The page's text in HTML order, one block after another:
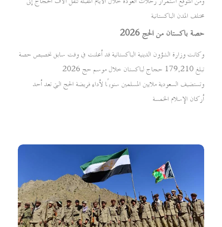
مختلف المدن الباكستانية
حصة باكستان من الحج 2026
وكانت وزارة الشؤون الدينية الباكستانية قد أعلنت في وقت سابق تخصيص حصة
تبلغ 179,210 حجاج لباكستان خلال موسم حج 2026
وتستضيف السعودية ملايين المسلمين سنويًا لأداء فريضة الحج التي تعد أحد
أركان الإسلام الخمسة